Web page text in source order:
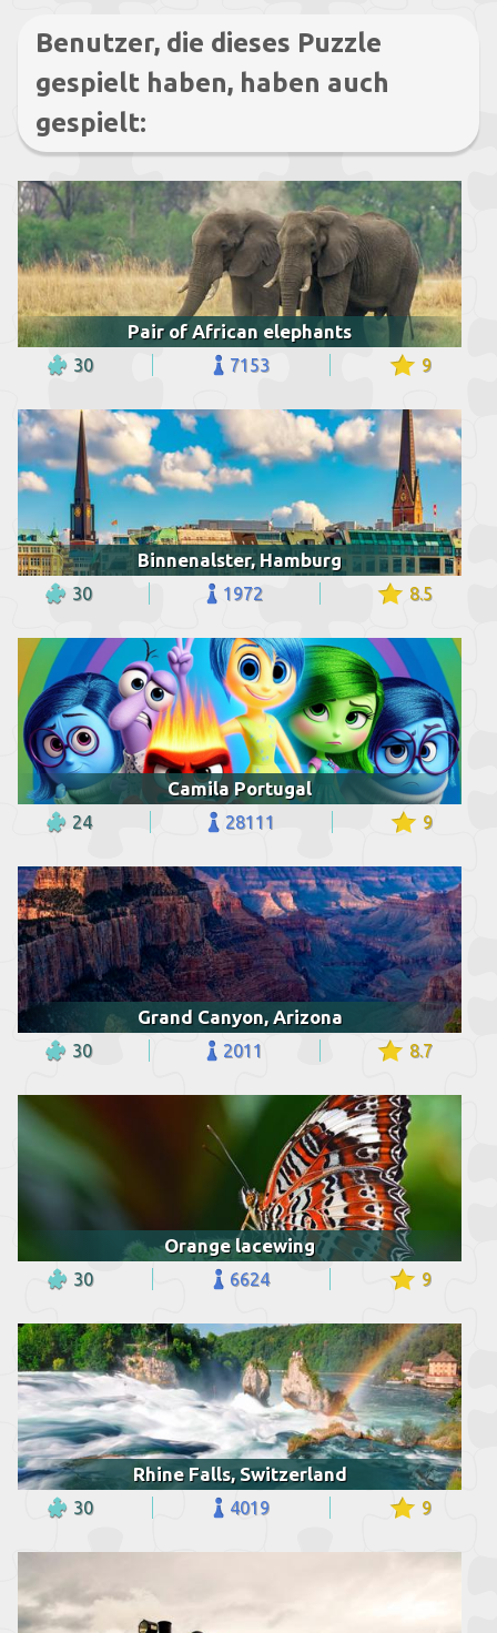
Benutzer, die dieses Puzzle
gespielt haben, haben auch
gespielt:
Pair of African elephants
30 7153 9
Binnenalster, Hamburg
30 1972 8.5
Camila Portugal
24 28111 9
Grand Canyon, Arizona
30 2011 8.7
Orange lacewing
30 6624 9
Rhine Falls, Switzerland
30 4019 9